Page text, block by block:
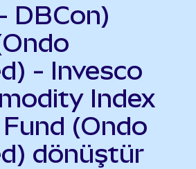
DBCon)
- Invesco
Index
(Ondo
dönüştür